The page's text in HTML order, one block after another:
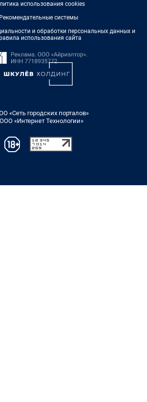
использования cookies
Рекомендательные системы
и обработки персональных данных и
использования сайта
«Сеть городских порталов»
«Интернет Технологии»